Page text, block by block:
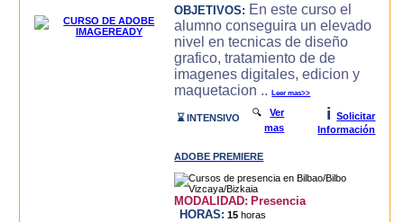
OBJETIVOS: En este curso el
alumno conseguira un elevado
nivel en tecnicas de diseño
grafico, tratamiento de de
imagenes digitales, edicion y
maquetacion ..Leer mas>>
⌛ INTENSIVO 🔍Ver
mas
i
Solicitar
Información
ADOBE PREMIERE
MODALIDAD: Presencia
HORAS: 15 horas